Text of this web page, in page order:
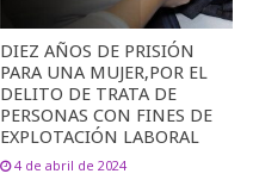
DIEZ AÑOS DE PRISIÓN
PARA UNA MUJER,POR EL
DELITO DE TRATA DE
PERSONAS CON FINES DE
EXPLOTACIÓN LABORAL
4 de abril de 2024